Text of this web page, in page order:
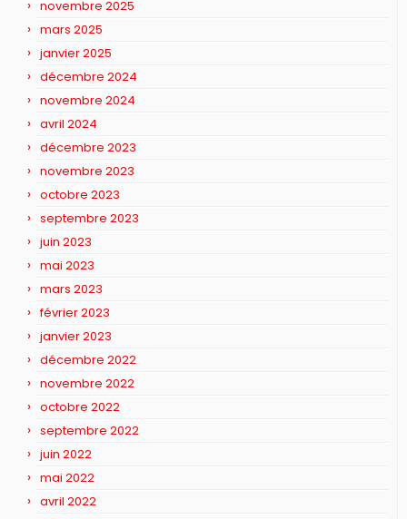
novembre 2025
mars 2025
janvier 2025
décembre 2024
novembre 2024
avril 2024
décembre 2023
novembre 2023
octobre 2023
septembre 2023
juin 2023
mai 2023
mars 2023
février 2023
janvier 2023
décembre 2022
novembre 2022
octobre 2022
septembre 2022
juin 2022
mai 2022
avril 2022